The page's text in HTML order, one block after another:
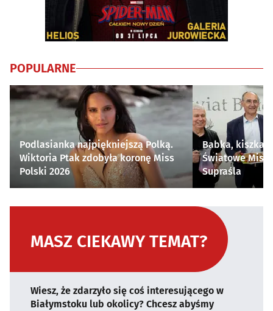
POPULARNE
Podlasianka najpiękniejszą Polką.
Wiktoria Ptak zdobyła koronę Miss
Polski 2026
Babka, kiszka i
Światowe
Supraśla
MASZ CIEKAWY TEMAT?
Wiesz, że zdarzyło się coś interesującego w
Białymstoku lub okolicy? Chcesz abyśmy